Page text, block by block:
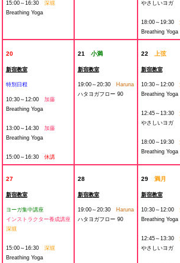
15:00～16:30 深堀
Breathing Yoga
やさしいヨガ
18:00～19:30
Breathing Yoga
20
新宿教室
特別日程
10:30～12:00 加藤
Breathing Yoga
13:00～14:30 加藤
Breathing Yoga
15:00～16:30 休講
21 小満
新宿教室
19:00～20:30
Haruna
ハタヨガフロー 90
22 上弦
新宿教室
10:30～12:00
Breathing Yoga
12:45～13:30
やさしいヨガ
18:00～19:30
Breathing Yoga
27
新宿教室
ヨーガ集中講座
インストラクター養成講座
深堀
15:00～16:30 深堀
Breathing Yoga
28
新宿教室
19:00～20:30
Haruna
ハタヨガフロー 90
29 満月
新宿教室
10:30～12:00
Breathing Yoga
12:45～13:30
やさしいヨガ